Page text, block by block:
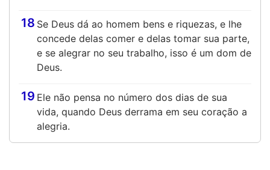
18 Se Deus dá ao homem bens e riquezas, e lhe
concede delas comer e delas tomar sua parte,
e se alegrar no seu trabalho, isso é um dom de
Deus.
19 Ele não pensa no número dos dias de sua
vida, quando Deus derrama em seu coração a
alegria.